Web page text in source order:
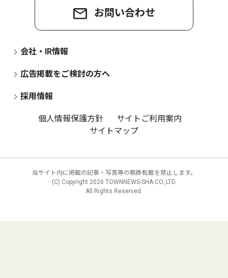
お問い合わせ
会社・IR情報
広告掲載をご検討の方へ
採用情報
個人情報保護方針
サイトご利用案内
サイトマップ
当サイト内に掲載の記事・写真等の無断転載を禁止します。
(C) Copyright 2026 TOWNNEWS-SHA CO.,LTD.
All Rights Reserved.